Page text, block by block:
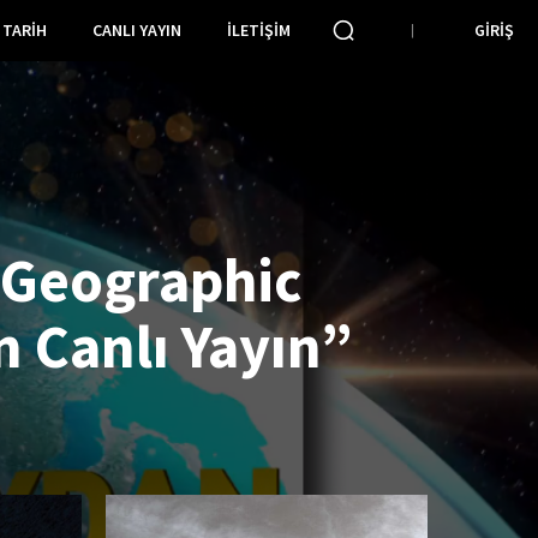
TARIH CANLI YAYIN İLETIŞIM GIRIŞ
Yayın”